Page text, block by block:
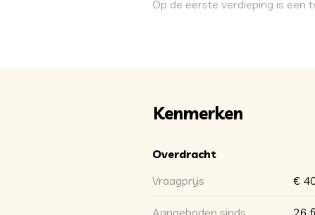
Op de eerste verdieping is
Kortom: Wil je een
Kenmerken
Overdracht
Vraagprijs
€
Aangeboden sinds 26